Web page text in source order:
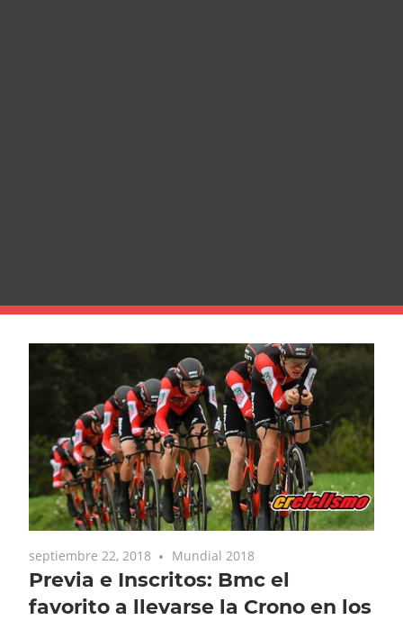
septiembre 22, 2018 Mundial 2018
Previa e Inscritos: Bmc el
favorito a llevarse la Crono en los